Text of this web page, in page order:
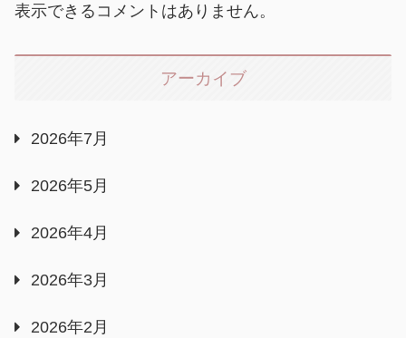
表示できるコメントはありません。
アーカイブ
2026年7月
2026年5月
2026年4月
2026年3月
2026年2月